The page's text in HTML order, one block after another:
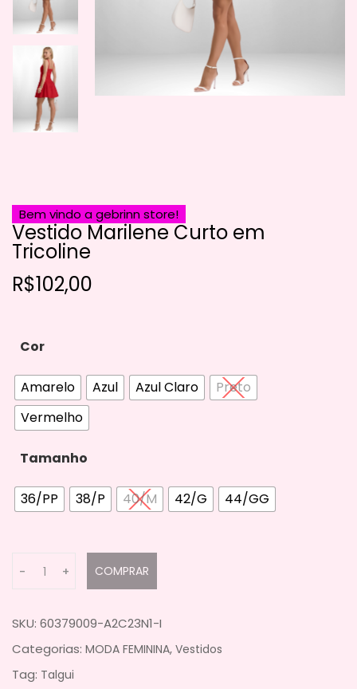
Bem vindo a gebrinn store!
Vestido Marilene Curto em
Tricoline
R$102,00
Cor
Amarelo Azul Azul Claro
Preto
Vermelho
Tamanho
36/PP 38/P 40/M 42/G 44/GG
n
i
t
- + COMPRAR
SKU: 60379009-A2C23N1-I
Categorias: MODA FEMININA, Vestidos
Tag: Talgui